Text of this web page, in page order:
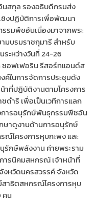
สกุล รองอธิบดีกรมส่ง
ชิงปฏิบัติการเพื่อพัฒนา
รมพืชอันเนื่องมาจากพระ
มบรมราชกุมารี สำหรับ
ะหว่างวันที่ 24-26
อฟเฟอริน รีสอร์ทแอนด์ส
ค์ในการจัดการประชุมดัง
น้าที่ปฏิบัติงานตามโครงการ
ำริ เพื่อเป็นเวทีการแลก
การอนุรักษ์พันธุกรรมพืชอัน
ษาดูงานด้านการอนุรักษ์
โครงการหุบกะพง และ
รักษ์พลังงาน ค่ายพระราม
ารนิคมสหกรณ์ เจ้าหน้าที่
หวัดนครสวรรค์ จังหวัด
สาธิตสหกรณ์โครงการหุบ
คน